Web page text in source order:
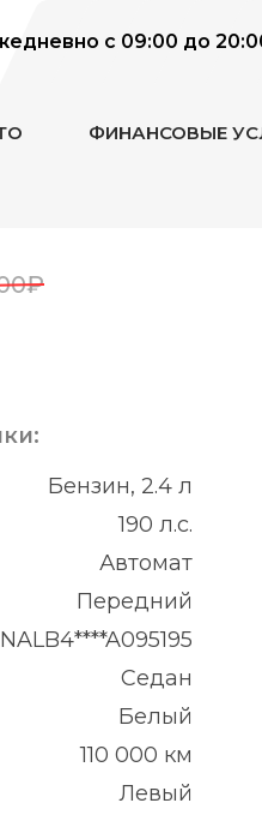
с 09:00 до
ФИНАНСОВЫЕ
Бензин, 2.4 л
190 л.с.
Автомат
Передний
Седан
Белый
110 000 км
Левый